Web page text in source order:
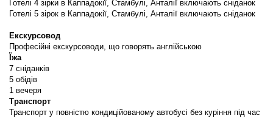
Готелі 4 зірки в Каппадокії, Стамбулі, Анталії включають сніданок
Готелі 5 зірок в Каппадокії, Стамбулі, Анталії включають сніданок
Екскурсовод
Професійні екскурсоводи, що говорять англійською
Їжа
7 сніданків
5 обідів
1 вечеря
Транспорт
Транспорт у повністю кондиційованому автобусі без куріння під час